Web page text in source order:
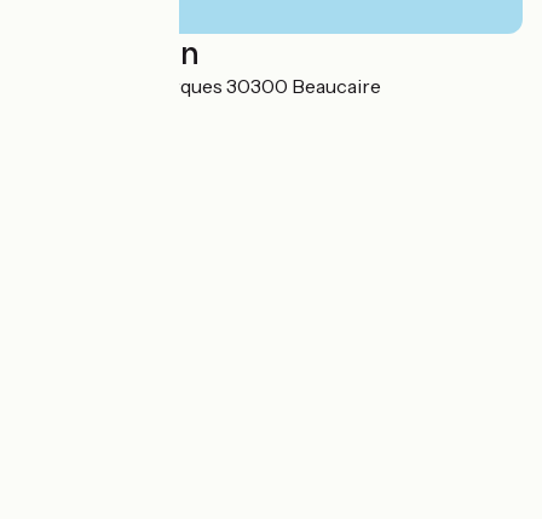
Localisation
590 route de Fourques 30300 Beaucaire